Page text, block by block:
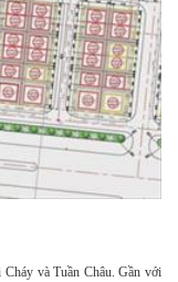
và Tuần Châu. Gần với